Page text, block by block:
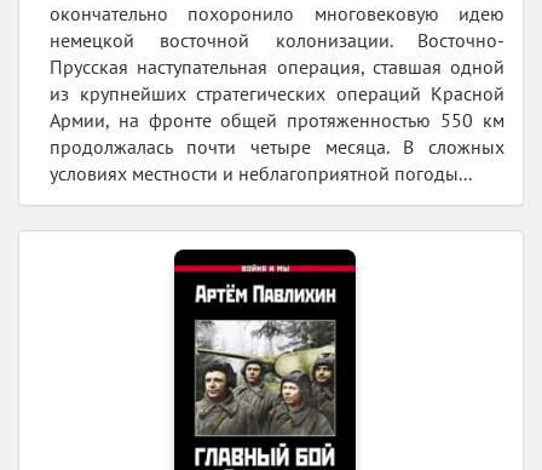
окончательно похоронило многовековую идею
немецкой восточной колонизации. Восточно-
Прусская наступательная операция, ставшая одной
из крупнейших стратегических операций Красной
Армии, на фронте общей протяженностью 550 км
продолжалась почти четыре месяца. В сложных
условиях местности и неблагоприятной погоды...